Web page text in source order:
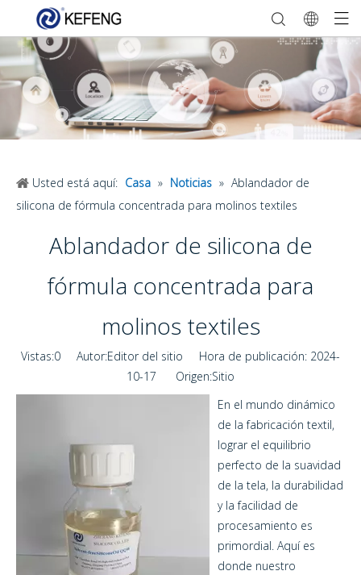
Usted está aquí: Casa » Noticias » Ablandador de
silicona de fórmula concentrada para molinos textiles
Ablandador de silicona de
fórmula concentrada para
molinos textiles
Vistas:0 Autor:Editor del sitio Hora de publicación: 2024-
10-17 Origen:Sitio
En el mundo dinámico
de la fabricación textil,
lograr el equilibrio
perfecto de la suavidad
de la tela, la durabilidad
y la facilidad de
procesamiento es
primordial. Aquí es
donde nuestro